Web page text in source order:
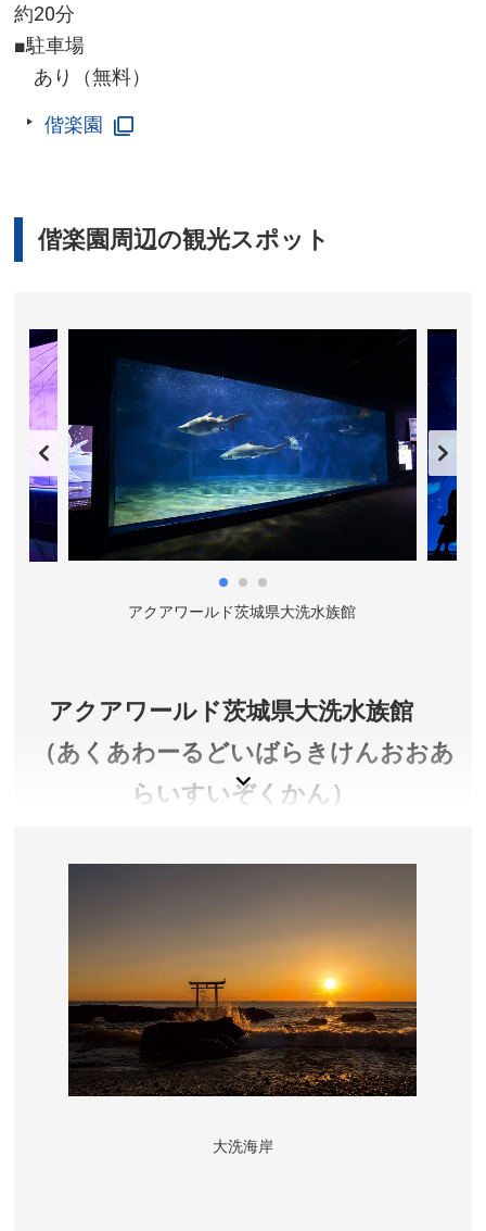
約20分
■駐車場
あり（無料）
偕楽園
偕楽園周辺の観光スポット
アクアワールド茨城県大洗水族館
アクアワールド茨城県大洗水族館
（あくあわーるどいばらきけんおおあ
らいすいぞくかん）
「ＩＷＡＳＨＩ ＬＩＦＥ（イワシライフ）」が人
茨城県東茨城郡大洗町
入場料／大人2,300円、小・中学生1,100円、幼児(3歳
以上)400円、3歳未満無料
変動あり。詳しくは公式サイトをご確認ください。
大洗海岸